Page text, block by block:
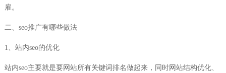
雇。
二、seo推广有哪些做法
1、站内seo的优化
站内seo主要就是要网站所有关键词排名做起来，同时网站结构优化、